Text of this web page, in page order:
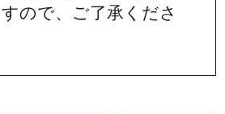
ので、ご了承くださ